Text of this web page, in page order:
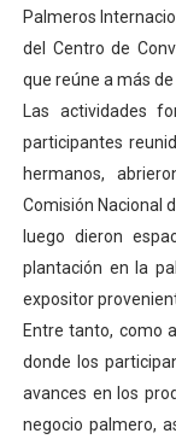
Mérida
Complejo
Arnaldo
Corposalud
Palmeros
del Centro de
que reúne a más
Las actividades
participantes
hermanos,
Comisión Nacional
luego dieron
plantación en la
expositor
Entre tanto, como
donde los
avances en los
negocio palmero,